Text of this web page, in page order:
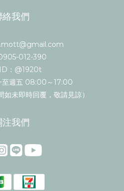
絡我們
012-390
：@1920t
至週五 08:00～17:00
如未即時回覆，敬請見諒）
注我們